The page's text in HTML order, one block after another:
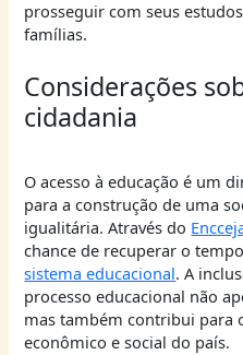
prosseguir com seus
famílias.
Considerações
cidadania
O acesso à educação é um
para a construção de uma
igualitária. Através do
chance de recuperar o
sistema educacional. A
processo educacional não
mas também contribui para
econômico e social do país.